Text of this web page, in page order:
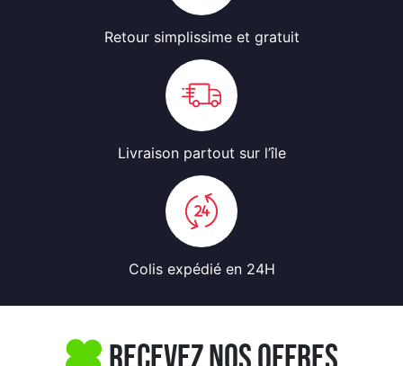
Retour simplissime et gratuit
Livraison partout sur l’île
Colis expédié en 24H
Recevez nos offres